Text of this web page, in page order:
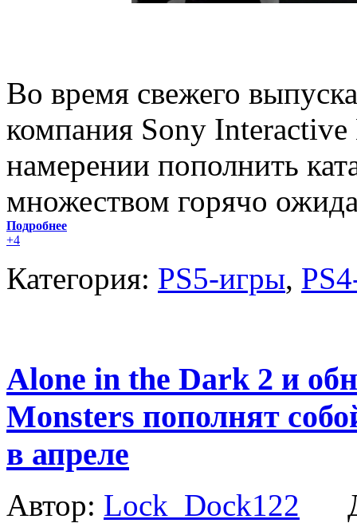
Во время свежего
компания Sony
намерении пополнить
множеством горячо
Подробнее
+4
Категория: PS5-игры,
Alone in the Dark 2 и
Monsters пополнят
в апреле
Автор: Lock_Dock122